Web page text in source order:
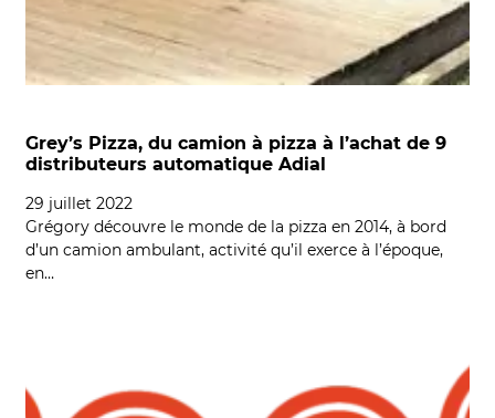
Grey’s Pizza, du camion à pizza à l’achat de 9
distributeurs automatique Adial
29 juillet 2022
Grégory découvre le monde de la pizza en 2014, à bord
d’un camion ambulant, activité qu’il exerce à l’époque,
en…